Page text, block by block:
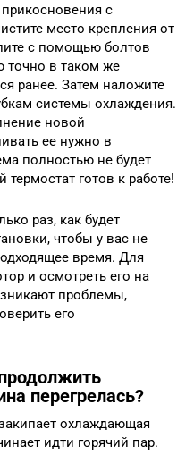
с
место крепления от
с помощью болтов
точно в таком же
ранее. Затем наложите
системы охлаждения.
новой
ее нужно в
полностью не будет
готов к работе!
раз, как будет
чтобы у вас не
время. Для
и осмотреть его на
проблемы,
его
перегрелась?
охлаждающая
идти горячий пар.